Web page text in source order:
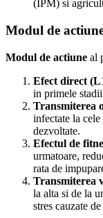
(IPM) si
Modul de
Modul de actiune al
Efect direct
in primele
Transmiterea
infectate la
dezvoltate.
Efectul de
urmatoare,
rata de
Transmiterea
la alta si de la
stres cauzate